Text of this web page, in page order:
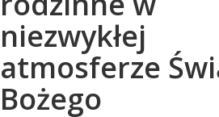
niezwykłej
atmosferze
Bożego